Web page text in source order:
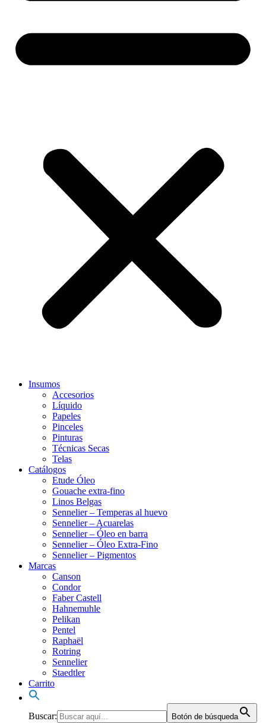
Insumos
Accesorios
Líquido
Papeles
Pinceles
Pinturas
Técnicas Secas
Telas
Catálogos
Etude Óleo
Gouache extra-fino
Linos Belgas
Sennelier – Temperas al huevo
Sennelier – Acuarelas
Sennelier – Óleo en barra
Sennelier – Óleo Extra-Fino
Sennelier – Pigmentos
Marcas
Canson
Condor
Faber Castell
Hahnemuhle
Pelikan
Pentel
Raphaël
Rotring
Sennelier
Staedtler
Carrito
Buscar: Botón de búsqueda